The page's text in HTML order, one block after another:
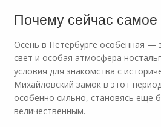
Почему сейчас самое
Осень в Петербурге особенная —
свет и особая атмосфера
условия для знакомства с
Михайловский замок в этот
особенно сильно, становясь еще
величественным.